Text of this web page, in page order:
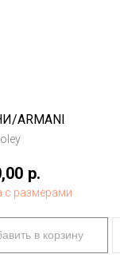
ARMANI
р.
с размерами
в корзину